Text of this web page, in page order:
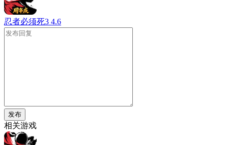
忍者必须死3 4.6
发布
相关游戏